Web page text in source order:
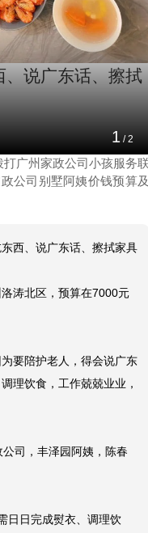
1 /2
、说广东话、擦拭
打广州家政公司小孩服务
公司别墅阿姨价钱预算
西、说广东话、擦拭家具
涛北区，预算在7000元
要陪护老人，得会说广东
理饮食，工作兢兢业业，
公司，丰泽园阿姨，陈春
日日完成熨衣、调理饮